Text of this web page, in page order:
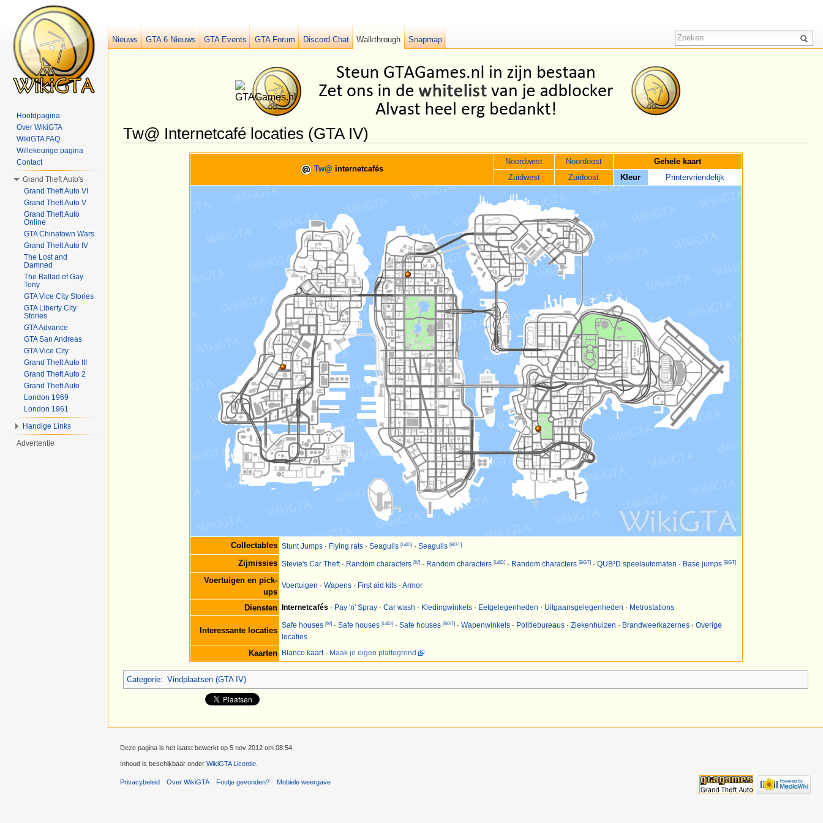
Tw@ Internetcafé locaties (GTA IV)
Tw@ internetcafés
Noordwest Noordoost
Gehele kaart
Zuidwest
Zuidoost Kleur Printervriendelijk
Collectables Stunt Jumps· Flying rats· Seagulls [L&D]· Seagulls [BGT]
Zijmissies Stevie's Car Theft· Random characters [IV]· Random characters [L&D]· Random characters [BGT]· QUB³D speelautomaten · Base jumps [BGT]
Voertuigen en pick-
ups
Voertuigen · Wapens· First aid kits· Armor
Diensten Internetcafés · Pay 'n' Spray· Car wash · Kledingwinkels· Eetgelegenheden · Uitgaansgelegenheden · Metrostations
Interessante locaties
Safe houses [IV]· Safe houses [L&D]· Safe houses [BGT]· Wapenwinkels· Politiebureaus· Ziekenhuizen · Brandweerkazernes· Overige
locaties
Kaarten Blanco kaart· Maak je eigen plattegrond
Categorie: Vindplaatsen (GTA IV)
Nieuws GTA 6 Nieuws GTA Events GTA Forum Discord Chat Walkthrough Snapmap
Hoofdpagina
Over WikiGTA
WikiGTA FAQ
Willekeurige pagina
Contact
Grand Theft Auto's
Grand Theft Auto VI
Grand Theft Auto V
Grand Theft Auto
Online
GTA Chinatown Wars
Grand Theft Auto IV
The Lost and
Damned
The Ballad of Gay
Tony
GTA Vice City Stories
GTA Liberty City
Stories
GTA Advance
GTA San Andreas
GTA Vice City
Grand Theft Auto III
Grand Theft Auto 2
Grand Theft Auto
London 1969
London 1961
Handige Links
Advertentie
Deze pagina is het laatst bewerkt op 5 nov 2012 om 08:54.
Inhoud is beschikbaar onder WikiGTA Licentie
Privacybeleid Over WikiGTA Foutje gevonden? Mobiele weergave